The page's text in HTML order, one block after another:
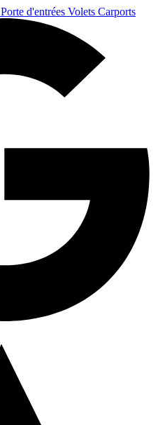
Porte d'entrées Volets Carports